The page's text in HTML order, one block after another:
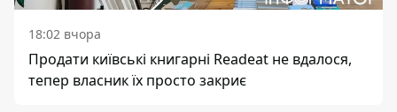
18:02 вчора
Продати київські книгарні Readeat не вдалося,
тепер власник їх просто закриє